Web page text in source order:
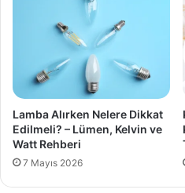
Lamba Alırken Nelere Dikkat
Edilmeli? – Lümen, Kelvin ve
Watt Rehberi
7 Mayıs 2026